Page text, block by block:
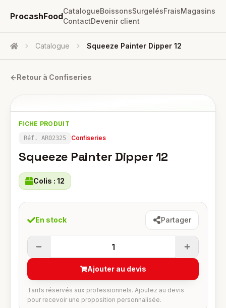
ProcashFood
CatalogueBoissonsSurgelésFraisMagasins
ContactDevenir client
Accueil Catalogue Squeeze Painter Dipper 12
←Retour à Confiseries
FICHE PRODUIT
Réf. AR02325 Confiseries
Squeeze Painter Dipper 12
Colis : 12
En stock Partager
1
Ajouter au devis
Tarifs réservés aux professionnels. Ajoutez au devis
pour recevoir une proposition personnalisée.